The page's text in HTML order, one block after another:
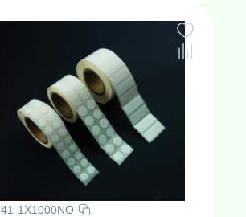
1X1000NO